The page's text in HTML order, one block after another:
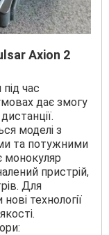
Axion 2
час
дає змогу
моделі з
та потужними
монокуляр
пристрій,
Для
технології